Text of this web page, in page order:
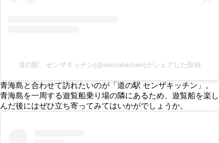
道の駅 センザキッチン(@senzakitchen)がシェアした投稿
青海島と合わせて訪れたいのが「道の駅 センザキッチン」。
青海島を一周する遊覧船乗り場の隣にあるため、遊覧船を楽し
んだ後にはぜひ立ち寄ってみてはいかがでしょうか。